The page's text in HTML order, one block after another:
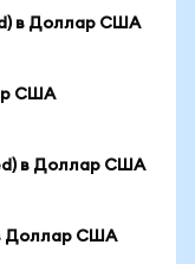
в Доллар США
США
в Доллар США
Доллар США